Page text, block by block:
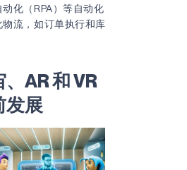
化（RPA）等自动化
流，如订单执行和库
AR 和 VR
发展